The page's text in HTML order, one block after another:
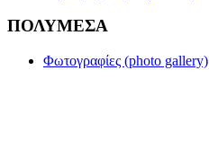
ΠΟΛΥΜΕΣΑ
Φωτογραφίες (photo gallery)